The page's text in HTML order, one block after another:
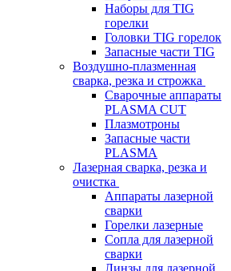
Наборы для TIG
горелки
Головки TIG горелок
Запасные части TIG
Воздушно-плазменная
сварка, резка и строжка
Сварочные аппараты
PLASMA CUT
Плазмотроны
Запасные части
PLASMA
Лазерная сварка, резка и
очистка
Аппараты лазерной
сварки
Горелки лазерные
Сопла для лазерной
сварки
Линзы для лазерной